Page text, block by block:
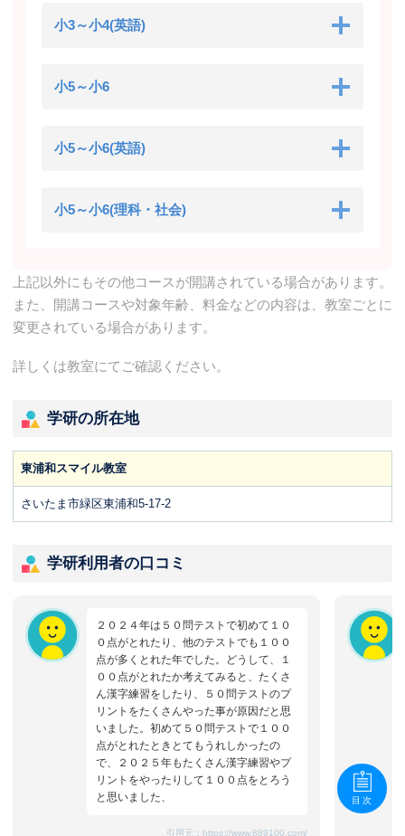
小3～小4(英語)
小5～小6
小5～小6(英語)
小5～小6(理科・社会)
上記以外にもその他コースが開講されている場合があります。
また、開講コースや対象年齢、料金などの内容は、教室ごとに
変更されている場合があります。
詳しくは教室にてご確認ください。
学研の所在地
東浦和スマイル教室
さいたま市緑区東浦和5-17-2
学研利用者の口コミ
２０２４年は５０問テストで初めて１０
０点がとれたり、他のテストでも１００
点が多くとれた年でした。どうして、１
００点がとれたか考えてみると、たくさ
ん漢字練習をしたり、５０問テストのプ
リントをたくさんやった事が原因だと思
いました。初めて５０問テストで１００
点がとれたときとてもうれしかったの
で、２０２５年もたくさん漢字練習やプ
リントをやったりして１００点をとろう
と思いました、
引用元： https://www.889100.com/
目次